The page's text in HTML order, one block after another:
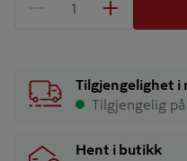
1 produkter
Tilgjengelighet
Tilgjengelig
Hent i butikk